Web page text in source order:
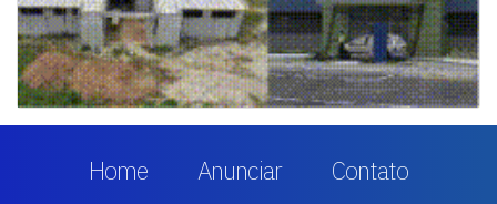
Home Anunciar Contato